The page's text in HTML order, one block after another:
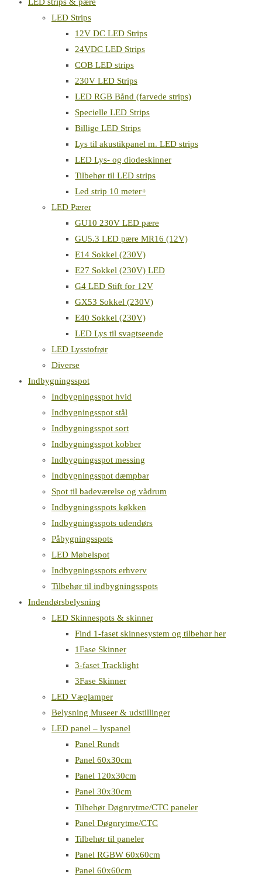
LED Strips
12V DC LED Strips
24VDC LED Strips
COB LED strips
230V LED Strips
LED RGB Bånd (farvede strips)
Specielle LED Strips
Billige LED Strips
Lys til akustikpanel m. LED strips
LED Lys- og diodeskinner
Tilbehør til LED strips
Led strip 10 meter+
LED Pærer
GU10 230V LED pære
GU5.3 LED pære MR16 (12V)
E14 Sokkel (230V)
E27 Sokkel (230V) LED
G4 LED Stift for 12V
GX53 Sokkel (230V)
E40 Sokkel (230V)
LED Lys til svagtseende
LED Lysstofrør
Diverse
Indbygningsspot
Indbygningsspot hvid
Indbygningsspot stål
Indbygningsspot sort
Indbygningsspot kobber
Indbygningsspot messing
Indbygningsspot dæmpbar
Spot til badeværelse og vådrum
Indbygningsspots køkken
Indbygningsspots udendørs
Påbygningsspots
LED Møbelspot
Indbygningsspots erhverv
Tilbehør til indbygningsspots
Indendørsbelysning
LED Skinnespots & skinner
Find 1-faset skinnesystem og tilbehør her
1Fase Skinner
3-faset Tracklight
3Fase Skinner
LED Væglamper
Belysning Museer & udstillinger
LED panel – lyspanel
Panel Rundt
Panel 60x30cm
Panel 120x30cm
Panel 30x30cm
Tilbehør Døgnrytme/CTC paneler
Panel Døgnrytme/CTC
Tilbehør til paneler
Panel RGBW 60x60cm
Panel 60x60cm